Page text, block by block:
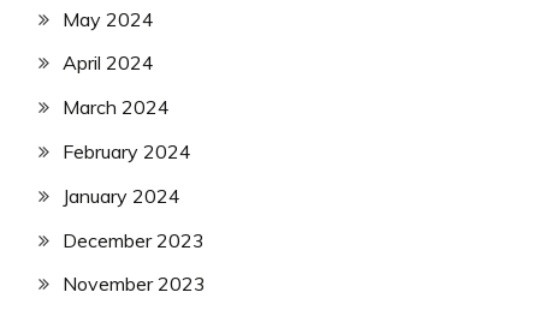
May 2024
April 2024
March 2024
February 2024
January 2024
December 2023
November 2023